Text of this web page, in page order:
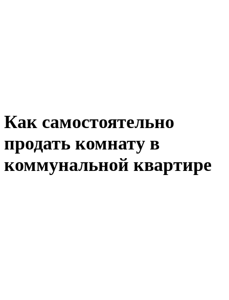
Как самостоятельно
продать комнату в
коммунальной квартире